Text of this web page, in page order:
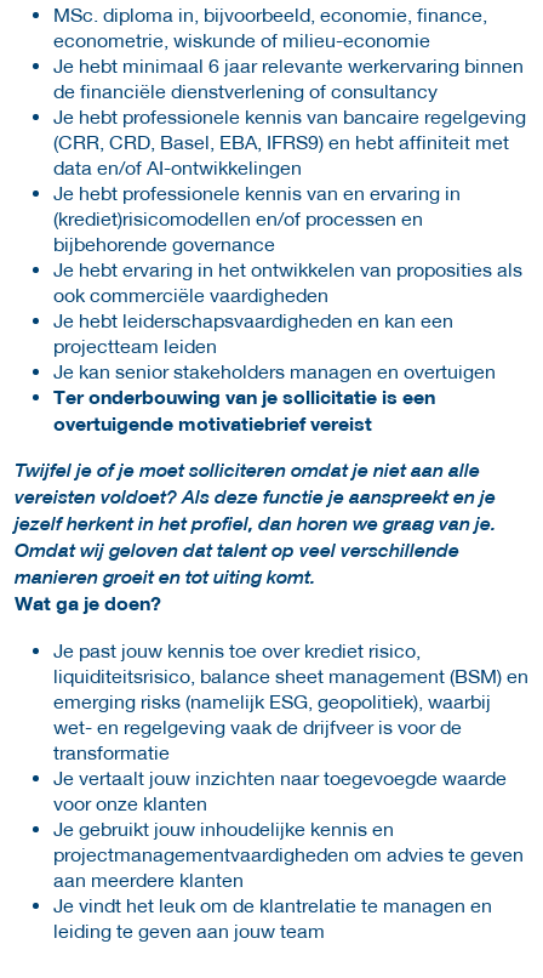
MSc. diploma in, bijvoorbeeld, economie, finance,
econometrie, wiskunde of milieu-economie
Je hebt minimaal 6 jaar relevante werkervaring binnen
de financiële dienstverlening of consultancy
Je hebt professionele kennis van bancaire regelgeving
(CRR, CRD, Basel, EBA, IFRS9) en hebt affiniteit met
data en/of AI-ontwikkelingen
Je hebt professionele kennis van en ervaring in
(krediet)risicomodellen en/of processen en
bijbehorende governance
Je hebt ervaring in het ontwikkelen van proposities als
ook commerciële vaardigheden
Je hebt leiderschapsvaardigheden en kan een
projectteam leiden
Je kan senior stakeholders managen en overtuigen
Ter onderbouwing van je sollicitatie is een
overtuigende motivatiebrief vereist
Twijfel je of je moet solliciteren omdat je niet aan alle
vereisten voldoet? Als deze functie je aanspreekt en je
jezelf herkent in het profiel, dan horen we graag van je.
Omdat wij geloven dat talent op veel verschillende
manieren groeit en tot uiting komt.
Wat ga je doen?
Je past jouw kennis toe over krediet risico,
liquiditeitsrisico, balance sheet management (BSM) en
emerging risks (namelijk ESG, geopolitiek), waarbij
wet- en regelgeving vaak de drijfveer is voor de
transformatie
Je vertaalt jouw inzichten naar toegevoegde waarde
voor onze klanten
Je gebruikt jouw inhoudelijke kennis en
projectmanagementvaardigheden om advies te geven
aan meerdere klanten
Je vindt het leuk om de klantrelatie te managen en
leiding te geven aan jouw team